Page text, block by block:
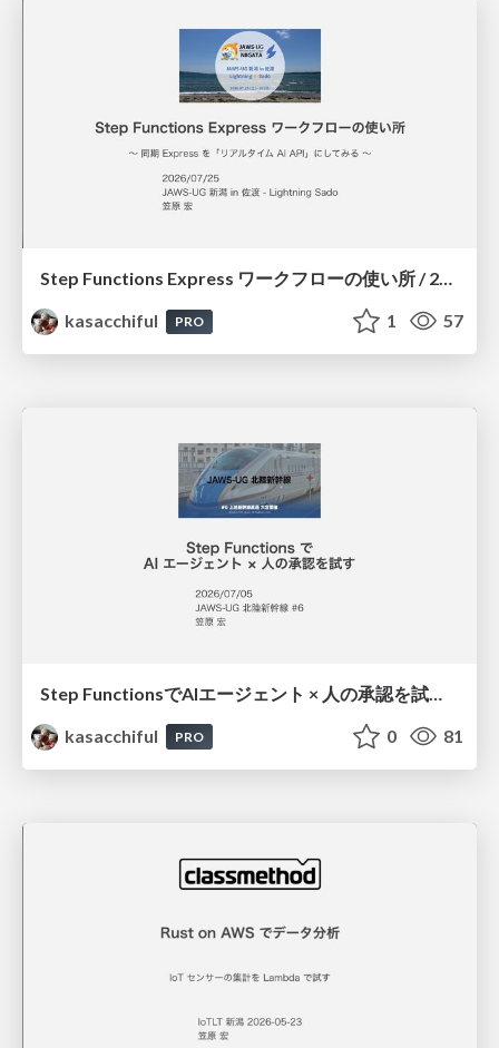
Step Functions Express ワークフローの使い所 / 20260725jawsug-niigata-sado
kasacchiful
PRO 1 57
kasacchiful
PRO 0 81